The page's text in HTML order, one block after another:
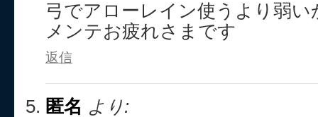
弓でアローレイン使うより弱い
メンテお疲れさまです
返信
匿名 より: